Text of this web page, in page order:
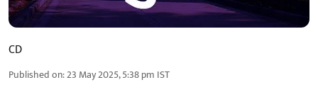
CD
Published on:23 May 2025, 5:38 pm IST